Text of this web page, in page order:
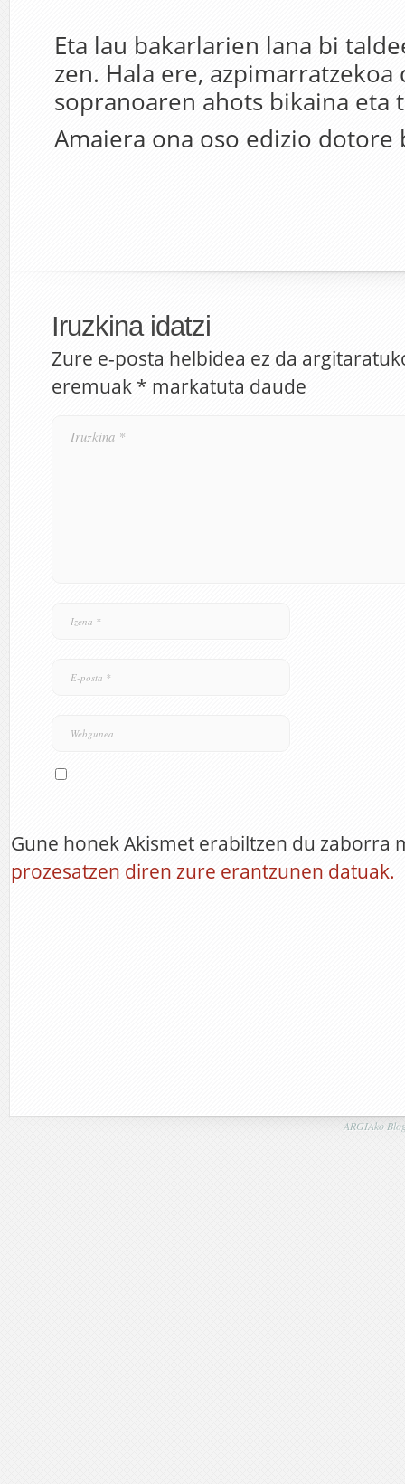
Eta lau bakarlarien lana bi
zen. Hala ere, azpimarratzekoa
sopranoaren ahots bikaina eta
Amaiera ona oso edizio dotore
Iruzkina idatzi
Zure e-posta helbidea ez da
eremuak * markatuta daude
Gune honek Akismet erabiltzen du zaborra
prozesatzen diren zure erantzunen datuak.
ARGIAko